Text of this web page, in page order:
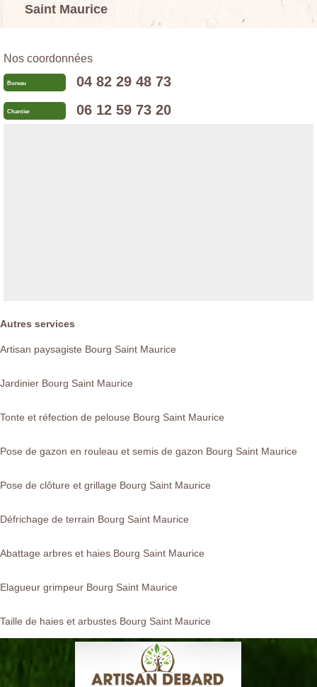
Saint Maurice
Nos coordonnées
Bureau 04 82 29 48 73
Chantier 06 12 59 73 20
Autres services
Artisan paysagiste Bourg Saint Maurice
Jardinier Bourg Saint Maurice
Tonte et réfection de pelouse Bourg Saint Maurice
Pose de gazon en rouleau et semis de gazon Bourg Saint Maurice
Pose de clôture et grillage Bourg Saint Maurice
Défrichage de terrain Bourg Saint Maurice
Abattage arbres et haies Bourg Saint Maurice
Elagueur grimpeur Bourg Saint Maurice
Taille de haies et arbustes Bourg Saint Maurice